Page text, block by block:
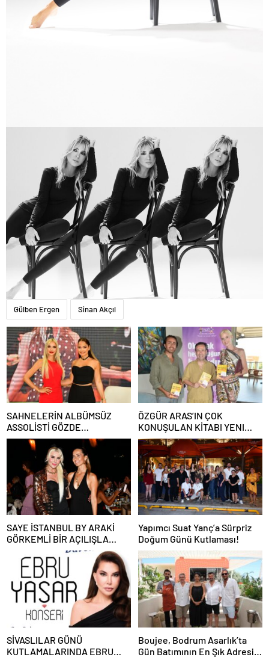
Gülben Ergen Sinan Akçıl
SAHNELERİN ALBÜMSÜZ
ASSOLİSTİ GÖZDE
DEMİRBİLEK, NR1
MAGAZİN’DE: “SON ASSOLİST
OLARAK VAR OLACAĞIM!”
ÖZGÜR ARAS’IN ÇOK
KONUŞULAN KİTABI YENI
BASKISINI TITANIC LUXURY
COLLECTION BODRUM’DA
KUTLADI
SAYE İSTANBUL BY ARAKİ
GÖRKEMLİ BİR AÇILIŞLA
KAPILARINI AÇTI!
Yapımcı Suat Yanç’a Sürpriz
Doğum Günü Kutlaması!
SİVASLILAR GÜNÜ
KUTLAMALARINDA EBRU
Boujee, Bodrum Asarlık’ta
Gün Batımının En Şık Adresi